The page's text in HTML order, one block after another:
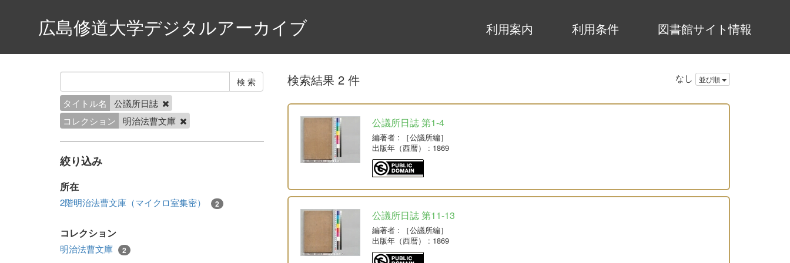
利用案内 利用条件 図書館サイト情報
広島修道大学デジタルアーカイブ
タイトル名
公議所日誌
コレクション
明治法曹文庫
絞り込み
所在
2階明治法曹文庫（マイクロ室集密） 2
コレクション
明治法曹文庫 2
検索結果 2 件 なし 並び順
公議所日誌 第1-4
編著者: ［公議所編］
出版年（西暦）
: 1869
公議所日誌 第11-13
編著者: ［公議所編］
出版年（西暦）
: 1869